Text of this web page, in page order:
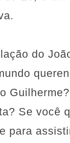
do
Se você
para